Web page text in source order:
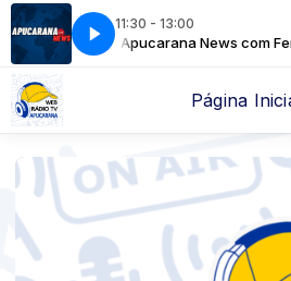
11:30 - 13:00
Apucarana News com
Página